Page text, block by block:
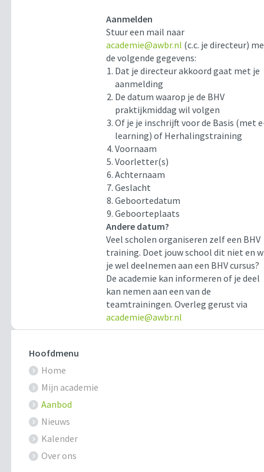
Aanmelden
Stuur een mail naar
academie@awbr.nl (c.c. je directeur)
de volgende gegevens:
Dat je directeur akkoord gaat met je
aanmelding
De datum waarop je de BHV
praktijkmiddag wil volgen
Of je je inschrijft voor de Basis (met
learning) of Herhalingstraining
Voornaam
Voorletter(s)
Achternaam
Geslacht
Geboortedatum
Geboorteplaats
Andere datum?
Veel scholen organiseren zelf een BHV
training. Doet jouw school dit niet en
je wel deelnemen aan een BHV cursus?
De academie kan informeren of je deel
kan nemen aan een van de
teamtrainingen. Overleg gerust via
academie@awbr.nl
Hoofdmenu
Home
Mijn academie
Aanbod
Nieuws
Kalender
Over ons